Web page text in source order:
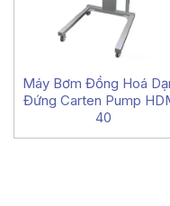
Máy Bơm Đồng Hoá
Đứng Carten Pump
40